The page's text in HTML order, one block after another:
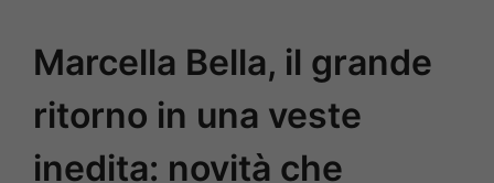
Marcella Bella, il grande
ritorno in una veste
inedita: novità che